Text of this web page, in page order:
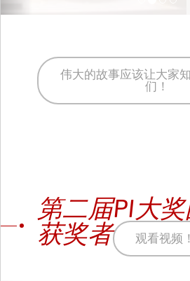
伟大的故事应该让大家
们！
第二届PI大
获奖者
观看视频！